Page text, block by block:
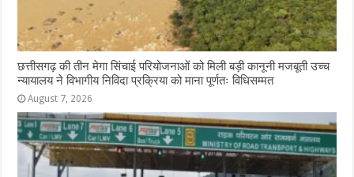
छत्तीसगढ़ की तीन मेगा सिंचाई परियोजनाओं को मिली बड़ी कानूनी मजबूती उच्च
न्यायालय ने विभागीय निविदा प्रक्रिया को माना पूर्णतः विधिसम्मत
August 7, 2026